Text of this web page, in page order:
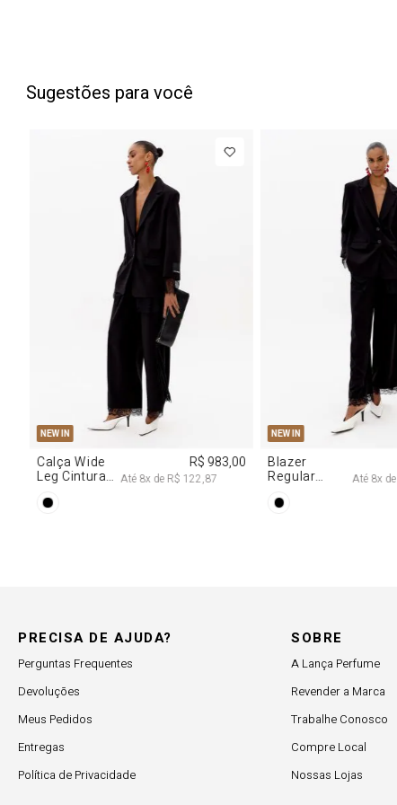
Sugestões para você
NEW IN
PP P
Calça Wide
Leg Cintura
Renda
R$ 983,00
Até 8x deR$ 122,87
NEW IN
PP
Blazer
Regular
Com Renda
Até 8x de
PRECISA DE AJUDA?
Perguntas Frequentes
Devoluções
Meus Pedidos
Entregas
Política de Privacidade
SOBRE
A Lança Perfume
Revender a Marca
Trabalhe Conosco
Compre Local
Nossas Lojas